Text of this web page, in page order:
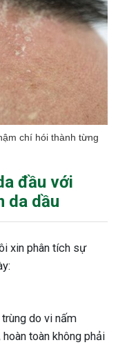
chí hói thành từng
đầu với
da dầu
xin phân tích sự
do vi nấm
toàn không phải